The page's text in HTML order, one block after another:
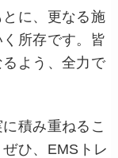
に、更なる施
所存です。皆
よう、全力で
積み重ねるこ
ひ、EMSトレ